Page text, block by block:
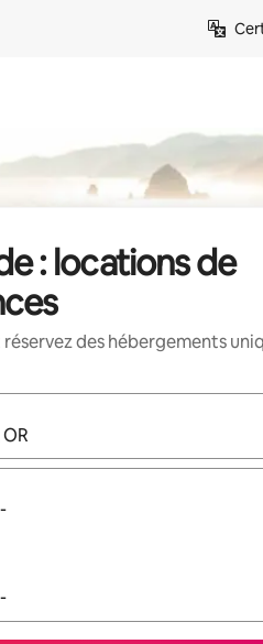
: locations de
des hébergements
résultats s'affichent, utilisez les